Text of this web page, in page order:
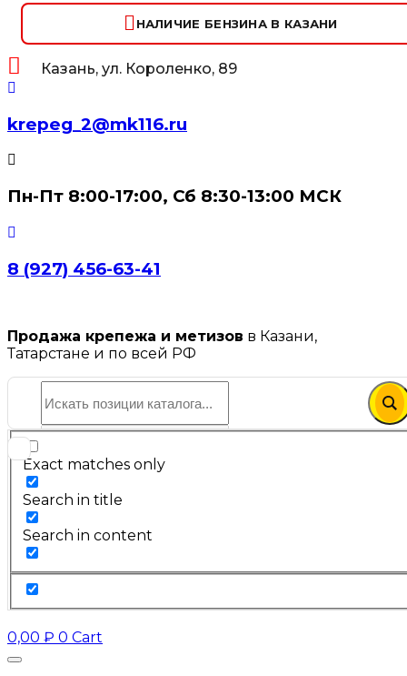
НАЛИЧИЕ БЕНЗИНА В КАЗАНИ
Казань, ул. Короленко, 89
krepeg_2@mk116.ru
Пн-Пт 8:00-17:00, Сб 8:30-13:00 МСК
8 (927) 456-63-41
Продажа крепежа и метизов в Казани,
Татарстане и по всей РФ
Exact matches only
Search in title
Search in content
0,00 ₽ 0 Cart